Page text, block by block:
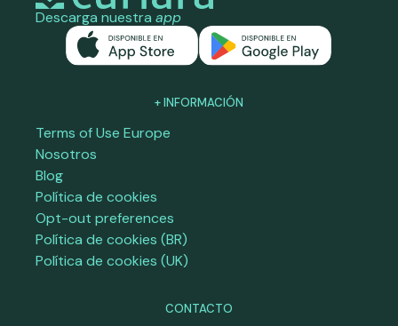
Descarga nuestra app
+ INFORMACIÓN
Terms of Use Europe
Nosotros
Blog
Política de cookies
Opt-out preferences
Política de cookies (BR)
Política de cookies (UK)
CONTACTO